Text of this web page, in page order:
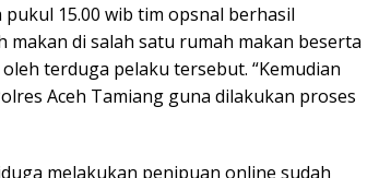
15.00 wib tim opsnal berhasil
di salah satu rumah makan beserta
terduga pelaku tersebut. “Kemudian
Aceh Tamiang guna dilakukan proses
melakukan penipuan online sudah